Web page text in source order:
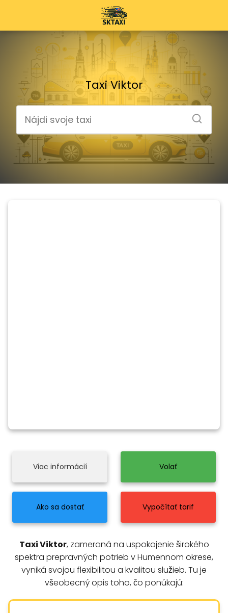
Taxi Viktor
Viac informácií Volať
Ako sa dostať Vypočítať tarif
Taxi Viktor, zameraná na uspokojenie širokého
spektra prepravných potrieb v Humennom okrese,
vyniká svojou flexibilitou a kvalitou služieb. Tu je
všeobecný opis toho, čo ponúkajú: